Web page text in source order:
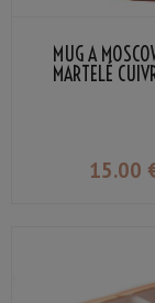
MUG À
MARTELÉ
15.00